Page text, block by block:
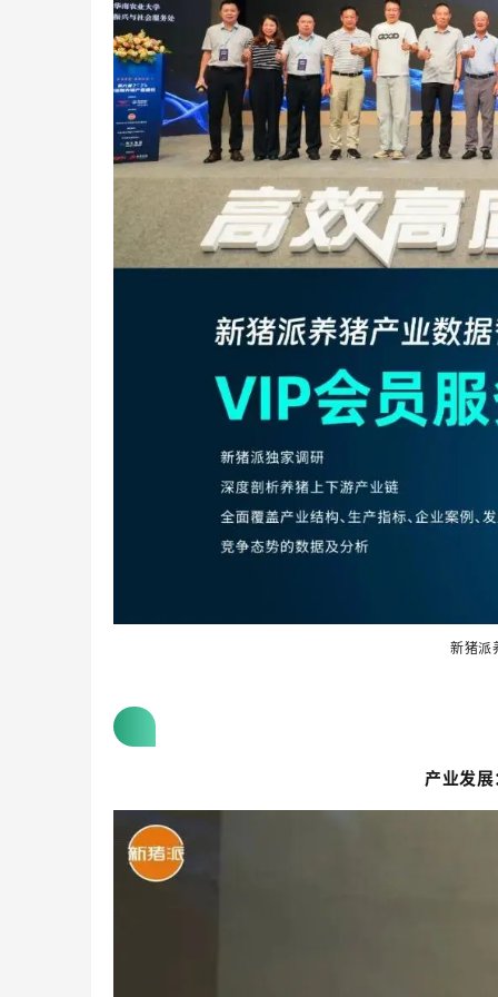
新猪派
产业发展